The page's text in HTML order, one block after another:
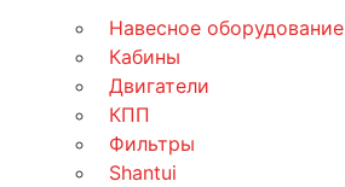
Навесное оборудование
Кабины
Двигатели
КПП
Фильтры
Shantui